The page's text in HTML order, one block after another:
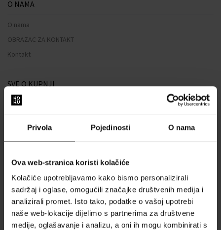
Privola Pojedinosti O nama
Ova web-stranica koristi kolačiće
Kolačiće upotrebljavamo kako bismo personalizirali
sadržaj i oglase, omogućili značajke društvenih medija i
analizirali promet. Isto tako, podatke o vašoj upotrebi
naše web-lokacije dijelimo s partnerima za društvene
medije, oglašavanje i analizu, a oni ih mogu kombinirati s
O NAMA
O nama
OBRAZAC ZA KONTAKT
Kontakt
SVE O KUPNJI
Sustav vjernosti
Način dostave
Kada ću dobiti naručenu robu?
Zašto parfemi i satovi od nas?
Što je tester parfema?
Vodootpornost satova